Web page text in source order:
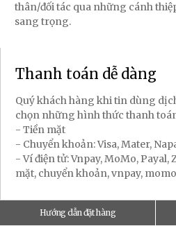
thân/đối tác qua những cánh
sang trọng.
Thanh toán dễ dàng
Quý khách hàng khi tin dùng
chọn những hình thức thanh
- Tiền mặt
- Chuyển khoản: Visa, Mater,
- Ví điện tử: Vnpay, MoMo,
mặt, chuyển khoản, vnpay,
Hướng dẫn đặt hàng